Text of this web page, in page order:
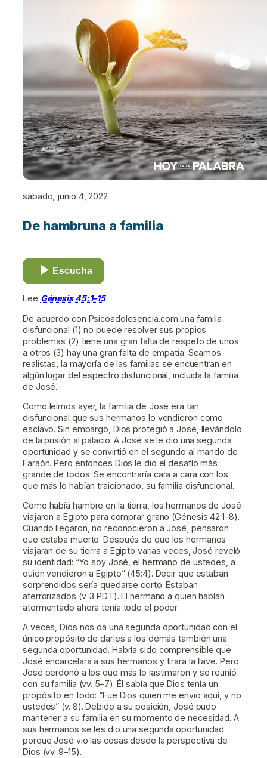
sábado, junio 4, 2022
De hambruna a familia
Escucha
Lee Génesis 45:1–15
De acuerdo con Psicoadolesencia.com una familia
disfuncional (1) no puede resolver sus propios
problemas (2) tiene una gran falta de respeto de unos
a otros (3) hay una gran falta de empatía. Seamos
realistas, la mayoría de las familias se encuentran en
algún lugar del espectro disfuncional, incluida la familia
de José.
Como leímos ayer, la familia de José era tan
disfuncional que sus hermanos lo vendieron como
esclavo. Sin embargo, Dios protegió a José, llevándolo
de la prisión al palacio. A José se le dio una segunda
oportunidad y se convirtió en el segundo al mando de
Faraón. Pero entonces Dios le dio el desafío más
grande de todos. Se encontraría cara a cara con los
que más lo habían traicionado, su familia disfuncional.
Como había hambre en la tierra, los hermanos de José
viajaron a Egipto para comprar grano (Génesis 42:1–8).
Cuando llegaron, no reconocieron a José; pensaron
que estaba muerto. Después de que los hermanos
viajaran de su tierra a Egipto varias veces, José reveló
su identidad: “Yo soy José, el hermano de ustedes, a
quien vendieron a Egipto” (45:4). Decir que estaban
sorprendidos sería quedarse corto. Estaban
aterrorizados (v. 3 PDT). El hermano a quien habían
atormentado ahora tenía todo el poder.
A veces, Dios nos da una segunda oportunidad con el
único propósito de darles a los demás también una
segunda oportunidad. Habría sido comprensible que
José encarcelara a sus hermanos y tirara la llave. Pero
José perdonó a los que más lo lastimaron y se reunió
con su familia (vv. 5–7). Él sabía que Dios tenía un
propósito en todo: “Fue Dios quien me envió aquí, y no
ustedes” (v. 8). Debido a su posición, José pudo
mantener a su familia en su momento de necesidad. A
sus hermanos se les dio una segunda oportunidad
porque José vio las cosas desde la perspectiva de
Dios (vv. 9–15).